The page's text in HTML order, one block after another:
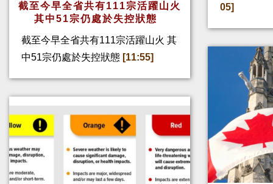
截至今早全省共有111宗活躍山火
其中51宗仍處於失控狀態
截至今早全省共有111宗活躍山火 其
中51宗仍處於失控狀態 [11:55]
05]